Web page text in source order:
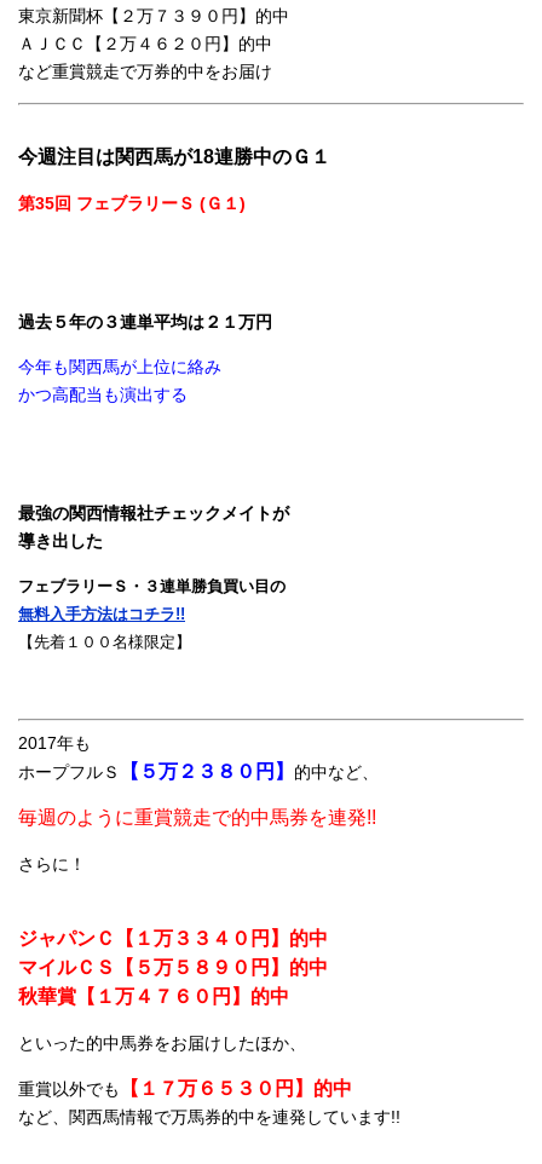
東京新聞杯【２万７３９０円】的中
ＡＪＣＣ【２万４６２０円】的中
など重賞競走で万券的中をお届け
今週注目は関西馬が18連勝中のＧ１
第35回 フェブラリーＳ (Ｇ１)
過去５年の３連単平均は２１万円
今年も関西馬が上位に絡み
かつ高配当も演出する
最強の関西情報社チェックメイトが
導き出した
フェブラリーＳ・３連単勝負買い目の
無料入手方法はコチラ!!
【先着１００名様限定】
2017年も
ホープフルＳ
【５万２３８０円】 的中など、
毎週のように重賞競走で的中馬券を連発!!
さらに！
ジャパンＣ【１万３３４０円】的中
マイルＣＳ【５万５８９０円】的中
秋華賞【１万４７６０円】的中
といった的中馬券をお届けしたほか、
重賞以外でも 【１７万６５３０円】的中
など、関西馬情報で万馬券的中を連発しています!!